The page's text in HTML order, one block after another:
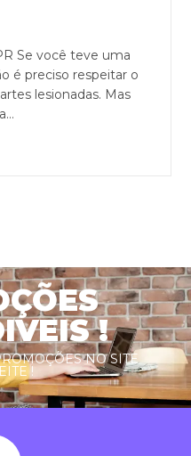
Se você teve uma
é preciso respeitar o
lesionadas. Mas
!
NO SITE
!